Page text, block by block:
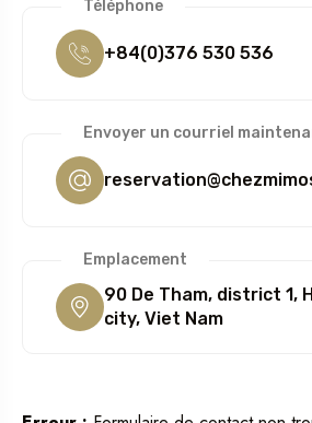
Téléphone
+84(0)376 530 536
Envoyer un courriel
Emplacement
90 De Tham, district 1,
city, Viet Nam